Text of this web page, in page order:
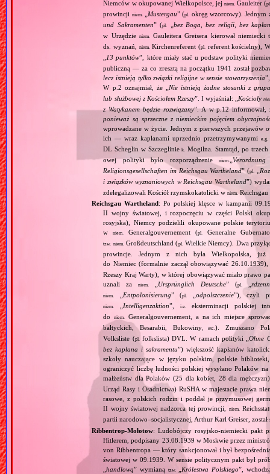
Niemców w okupowanej Wielkopolsce, jejniem. Gauleiter (
prowincji niem. Mustergau” (pl. okręg wzorcowy).
und Sakramenten” (pl.
bez Boga, bez religii, bez
w Urzędzie niem. Gauleitera Greisera kierował
ds. wyznań,
niem. Kirchenreferent (pl. referent kościelny),
13 punktów”, które miały stać u podstaw polityki
publiczną — za co zresztą na początku 1941 został
lecz istnieją tylko związki religijne w sensie stowarzyszenia
W p.2 oznajmiał, że „ Nie istnieją żadne stosunki z
lub służbowej z Kościołem Rzeszy”. I wyjaśniał: „ Kościoły
z Watykanem będzie rozwiązany”. A w p.12 informował,
ponieważ są sprzeczne z niemieckim pojęciem
wprowadzane w życie. Jednym z pierwszych przejawów
ich — wraz kapłanami uprzednio przetrzymywanymi
e.g.
DL Scheglin w Szczegliniek. Mogilna. Stamtąd, po
owej polityki było rozporządzenieniem. „
Religionsgesellschaften im Reichsgau Wartheland” (pl.
i związków wyznaniowych w Reichsgau Wartheland”)
zdelegalizowali Kościół rzymskokatolicki wniem.
Reichsgau Wartheland : Po polskiej klęsce w kampanii
II wojny światowej, i rozpoczęciu w części Polski
rosyjska), Niemcy podzielili okupowane polskie
wniem. Generalgouvernement (pl. Generalne
tzw. niem. Großdeutschland (pl. Wielkie Niemcy). Dwa
prowincje. Jednym z nich była Wielkopolska, już
do Niemiec (formalnie zaczął obowiązywać
Rzeszy Kraj Warty), w której obowiązywać miało prawo
uznali zaniem. Ursprünglich Deutsche” (pl. „
niem. Entpolonisierung” (pl. odpolszczenie”), czyli
niem. Intelligenzaktion”, i.e.
eksterminacji polskiej
doniem.
Generalgouvernement, a na ich miejsce
bałtyckich, Besarabii, Bukowiny, etc.). Zmuszano
Volksliste (pl. folkslista) DVL. W ramach polityki „Ohne
bez kapłana i sakramentu”) większość kapłanów
szkoły nauczające w języku polskim, polskie
ograniczyć liczbę ludności polskiej wysyłano Polaków
małżeństw dla Polaków (25 dla kobiet, 28 dla
Urząd Rasy i Osadnictwa) RuSHA w majestacie prawa
rasowe, z polskich rodzin i poddał je przymusowej
II wojny światowej nadzorca tej prowincji,
niem.
partii narodowo–socjalistycznej, Arthur Karl Greiser, został
Ribbentrop‐Mołotow: Ludobójczy rosyjsko‐niemiecki pakt
Hitlerem, podpisany 23.08.1939 w Moskwie przez
von Ribbentropa — który sankcjonował i był
światowej w 09.1939. W sensie politycznym pakt był
„handlową” wymianą tzw. Królestwa Polskiego”,